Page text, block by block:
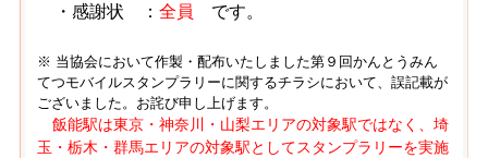
・感謝状 ：全員 です。
※ 当協会において作製・配布いたしました第９回かんとうみん
てつモバイルスタンプラリーに関するチラシにおいて、誤記載が
ございました。お詫び申し上げます。
飯能駅は東京・神奈川・山梨エリアの対象駅ではなく、埼
玉・栃木・群馬エリアの対象駅としてスタンプラリーを実施